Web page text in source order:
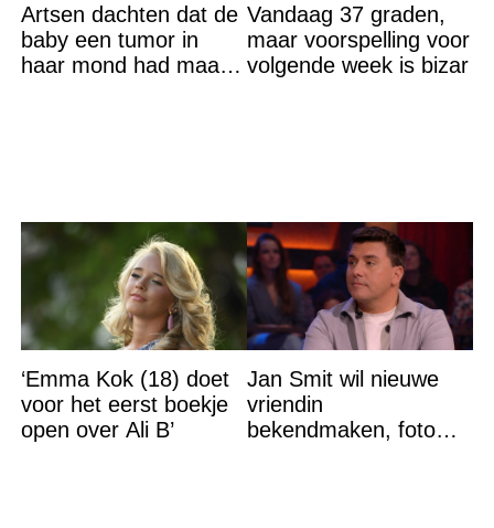
Artsen dachten dat de
baby een tumor in
haar mond had maar
Vandaag 37 graden,
maar voorspelling voor
volgende week is bizar
‘Emma Kok (18) doet
voor het eerst boekje
open over Ali B’
Jan Smit wil nieuwe
vriendin
bekendmaken, foto